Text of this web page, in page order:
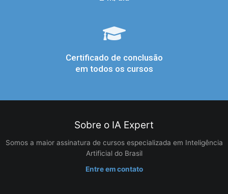
Certificado de conclusão
em todos os cursos
Sobre o IA Expert
Somos a maior assinatura de cursos especializada em Inteligência
Artificial do Brasil
Entre em contato